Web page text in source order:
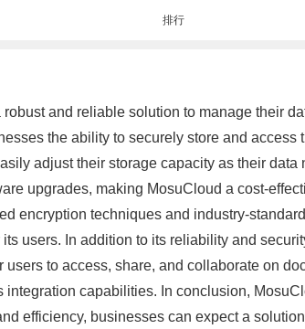
排行
and reliable solution to manage their
the ability to securely store and access
adjust their storage capacity as their data
upgrades, making MosuCloud a cost-
encryption techniques and industry-
users. In addition to its reliability and
to access, share, and collaborate on
capabilities. In conclusion,
efficiency, businesses can expect a